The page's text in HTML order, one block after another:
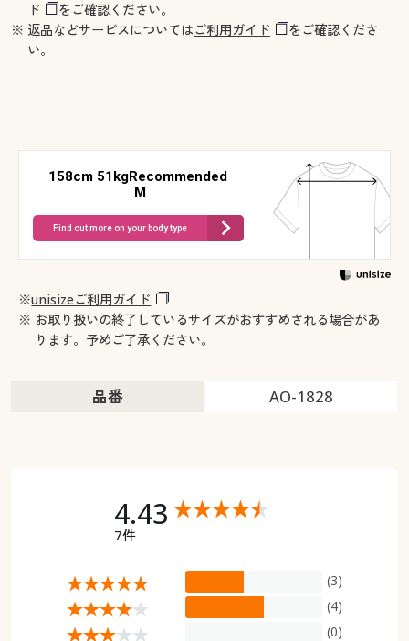
ド
をご確認ください。
※ 返品などサービスについてはご利用ガイド
をご確認くださ
い。
158cm 51kgRecommended
M
Find out more on your body type
※unisizeご利用ガイド
※ お取り扱いの終了しているサイズがおすすめされる場合があ
ります。予めご了承ください。
品番 AO-1828
4.43
7件
(3)
(4)
(0)